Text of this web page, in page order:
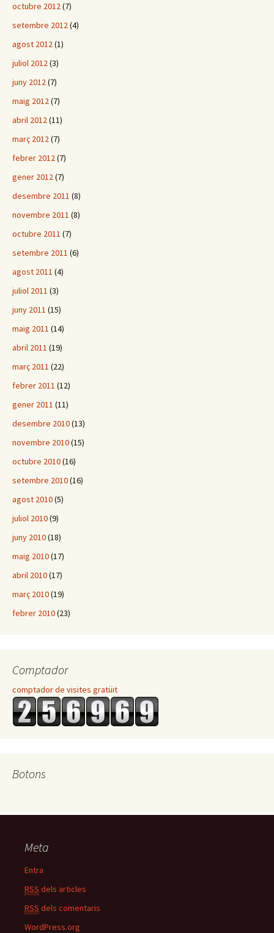
octubre 2012(7)
setembre 2012(4)
agost 2012(1)
juliol 2012(3)
juny 2012(7)
maig 2012(7)
abril 2012(11)
març 2012(7)
febrer 2012(7)
gener 2012(7)
desembre 2011 (8)
novembre 2011 (8)
octubre 2011 (7)
setembre 2011 (6)
agost 2011 (4)
juliol 2011 (3)
juny 2011 (15)
maig 2011 (14)
abril 2011 (19)
març 2011 (22)
febrer 2011 (12)
gener 2011 (11)
desembre 2010(13)
novembre 2010(15)
octubre 2010(16)
setembre 2010(16)
agost 2010(5)
juliol 2010(9)
juny 2010(18)
maig 2010(17)
abril 2010(17)
març 2010(19)
febrer 2010(23)
Comptador
comptador de visites gratüit
Botons
Meta
Entra
RSS dels articles
RSS dels comentaris
WordPress.org